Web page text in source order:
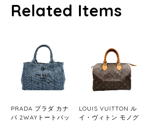
Related Items
PRADA プラダ カナ
パ 2WAYトートバッ
LOUIS VUITTON ル
イ・ヴィトン モノグ